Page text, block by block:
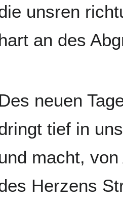
unsren
an des
neuen
tief in
macht,
Herzens